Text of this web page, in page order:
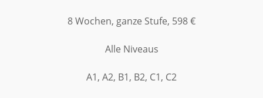
8 Wochen, ganze Stufe, 598 €
Alle Niveaus
A1, A2, B1, B2, C1, C2